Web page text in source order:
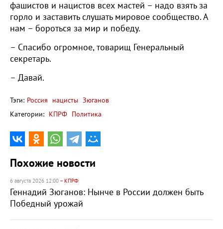
фашистов и нацистов всех мастей – надо взять за
горло и заставить слушать мировое сообщество. А
нам – бороться за мир и победу.
– Спасибо огромное, товарищ Генеральный
секретарь.
– Давай.
Тэги: Россия нацисты Зюганов
Категории: КПРФ Политика
Похожие новости
6 августа 2026 12:00 – КПРФ
Геннадий Зюганов: Нынче в России должен быть
Победный урожай